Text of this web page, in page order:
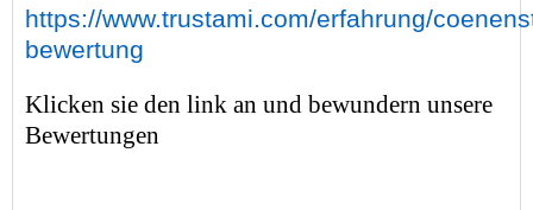
https://www.trustami.com/erfahrung/
bewertung
Klicken sie den link an und bewundern unsere
Bewertungen